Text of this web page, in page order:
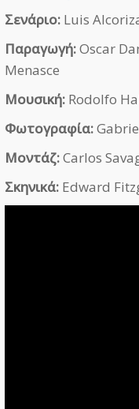
Σενάριο: Luis
Παραγωγή:Oscar
Menasce
Μουσική: Rodolfo
Φωτογραφία:
Μοντάζ:Carlos
Σκηνικά: Edward